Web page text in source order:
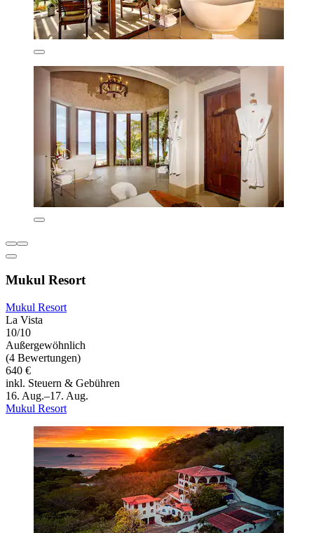
Mukul Resort
Mukul Resort
La Vista
10/10
Außergewöhnlich
(4 Bewertungen)
640 €
inkl. Steuern & Gebühren
16. Aug.–17. Aug.
Mukul Resort